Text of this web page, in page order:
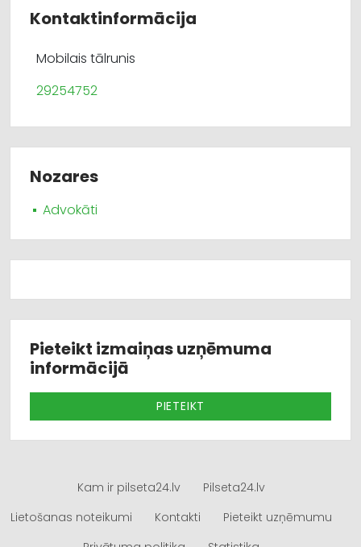
Kontaktinformācija
Mobilais tālrunis
29254752
Nozares
Advokāti
Pieteikt izmaiņas uzņēmuma
informācijā
PIETEIKT
Kam ir pilseta24.lv
Pilseta24.lv
Lietošanas noteikumi
Kontakti
Pieteikt uzņēmumu